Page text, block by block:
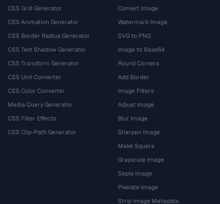
CSS Grid Generator
CSS Animation Generator
CSS Border Radius Generator
CSS Text Shadow Generator
CSS Transform Generator
CSS Unit Converter
CSS Color Converter
Media Query Generator
CSS Filter Effects
CSS Clip-Path Generator
Convert Image
Watermark Image
SVG to PNG
Image to Base64
Round Corners
Add Border
Image Filters
Adjust Image
Blur Image
Sharpen Image
Make Square
Grayscale Image
Sepia Image
Pixelate Image
Strip Image Metadata